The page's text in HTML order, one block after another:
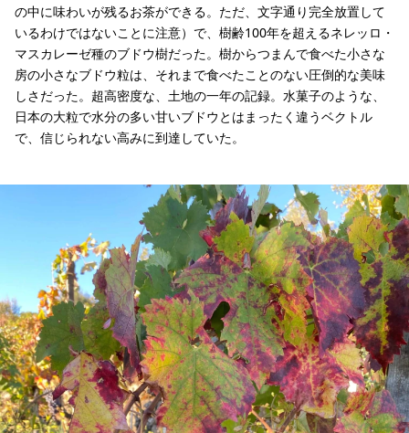
の中に味わいが残るお茶ができる。ただ、文字通り完全放置して
いるわけではないことに注意）で、樹齢100年を超えるネレッロ・
マスカレーゼ種のブドウ樹だった。樹からつまんで食べた小さな
房の小さなブドウ粒は、それまで食べたことのない圧倒的な美味
しさだった。超高密度な、土地の一年の記録。水菓子のような、
日本の大粒で水分の多い甘いブドウとはまったく違うベクトル
で、信じられない高みに到達していた。